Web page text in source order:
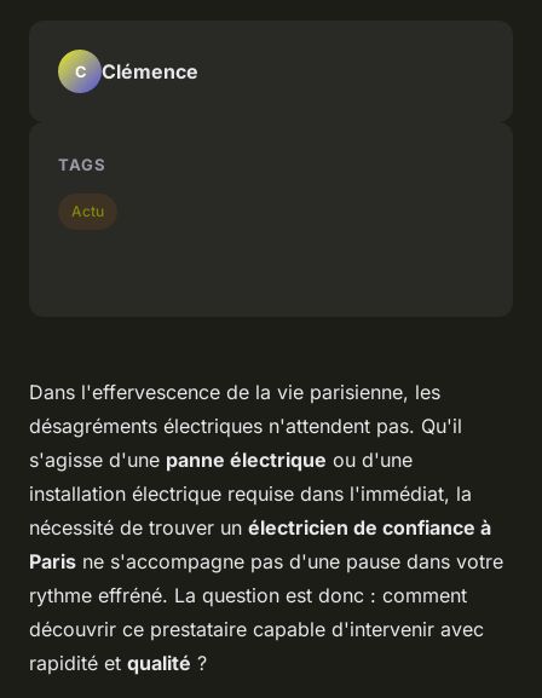
Dans l'effervescence de la vie parisienne, les
désagréments électriques n'attendent pas. Qu'il
s'agisse d'une panne électrique ou d'une
installation électrique requise dans l'immédiat, la
nécessité de trouver un électricien de confiance à
Paris ne s'accompagne pas d'une pause dans votre
rythme effréné. La question est donc : comment
découvrir ce prestataire capable d'intervenir avec
rapidité et qualité ?
C Clémence
TAGS
Actu